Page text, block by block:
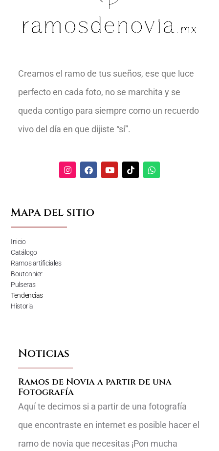
Creamos el ramo de tus sueños, ese que luce
perfecto en cada foto, no se marchita y se
queda contigo para siempre como un recuerdo
vivo del día en que dijiste “sí”.
Mapa del sitio
Inicio
Catálogo
Ramos artificiales
Boutonnier
Pulseras
Tendencias
Historia
Noticias
Ramos de Novia a partir de una
Fotografía
Aquí te decimos si a partir de una fotografía
que encontraste en internet es posible hacer el
ramo de novia que necesitas ¡Pon mucha